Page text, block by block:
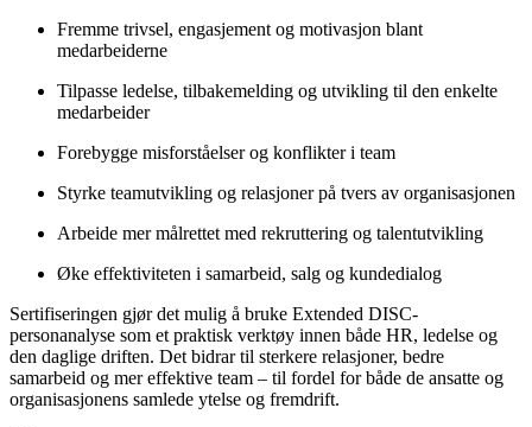
Fremme trivsel, engasjement og motivasjon blant
medarbeiderne
Tilpasse ledelse, tilbakemelding og utvikling til den enkelte
medarbeider
Forebygge misforståelser og konflikter i team
Styrke teamutvikling og relasjoner på tvers av organisasjonen
Arbeide mer målrettet med rekruttering og talentutvikling
Øke effektiviteten i samarbeid, salg og kundedialog
Sertifiseringen gjør det mulig å bruke Extended DISC-
personanalyse som et praktisk verktøy innen både HR, ledelse og
den daglige driften. Det bidrar til sterkere relasjoner, bedre
samarbeid og mer effektive team – til fordel for både de ansatte og
organisasjonens samlede ytelse og fremdrift.